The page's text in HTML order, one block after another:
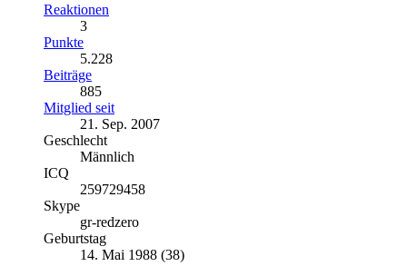
Reaktionen
3
Punkte
5.228
Beiträge
885
Mitglied seit
21. Sep. 2007
Geschlecht
Männlich
ICQ
259729458
Skype
gr-redzero
Geburtstag
14. Mai 1988 (38)